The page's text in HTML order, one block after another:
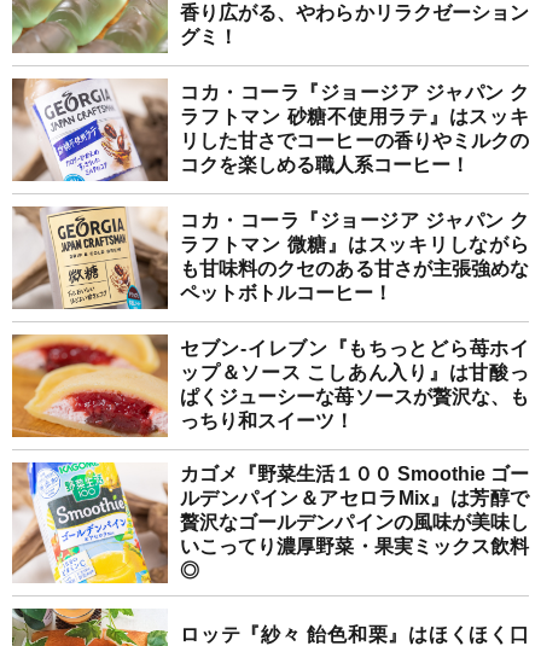
香り広がる、やわらかリラクゼーション
グミ！
コカ・コーラ『ジョージア ジャパン ク
ラフトマン 砂糖不使用ラテ』はスッキ
リした甘さでコーヒーの香りやミルクの
コクを楽しめる職人系コーヒー！
コカ・コーラ『ジョージア ジャパン ク
ラフトマン 微糖』はスッキリしながら
も甘味料のクセのある甘さが主張強めな
ペットボトルコーヒー！
セブン-イレブン『もちっとどら苺ホイ
ップ＆ソース こしあん入り』は甘酸っ
ぱくジューシーな苺ソースが贅沢な、も
っちり和スイーツ！
カゴメ『野菜生活１００ Smoothie ゴー
ルデンパイン＆アセロラMix』は芳醇で
贅沢なゴールデンパインの風味が美味し
いこってり濃厚野菜・果実ミックス飲料
◎
ロッテ『紗々 飴色和栗』はほくほく口